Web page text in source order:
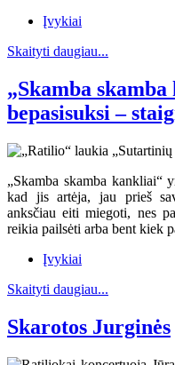
Įvykiai
Skaityti daugiau...
„Skamba
bepasisuksi –
„Skamba skamba kankliai“
kad jis artėja, jau prieš
anksčiau eiti miegoti, nes
reikia pailsėti arba bent kiek
Įvykiai
Skaityti daugiau...
Skarotos Jurginės